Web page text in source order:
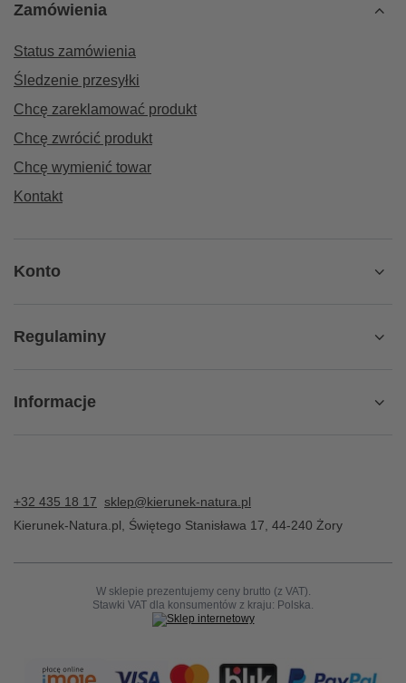
Zamówienia
Status zamówienia
Śledzenie przesyłki
Chcę zareklamować produkt
Chcę zwrócić produkt
Chcę wymienić towar
Kontakt
Konto
Regulaminy
Informacje
+32 435 18 17 sklep@kierunek-natura.pl
Kierunek-Natura.pl
Świętego Stanisława 17 44-240 Żory
W sklepie prezentujemy ceny brutto (z VAT).
Stawki VAT dla konsumentów z kraju: Polska.